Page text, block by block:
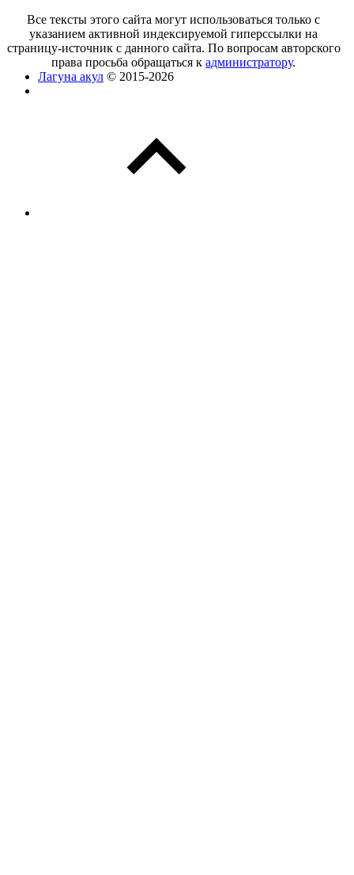
Все тексты этого сайта могут использоваться только с
указанием активной индексируемой гиперссылки на
страницу-источник с данного сайта. По вопросам авторского
права просьба обращаться кадминистратору.
Лагуна акул © 2015-2026